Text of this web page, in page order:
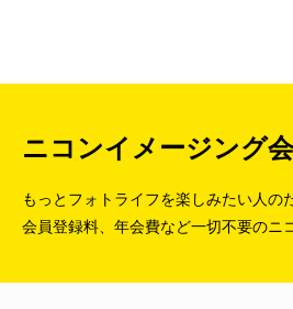
ニコンイメージング
もっとフォトライフを楽しみたい人の
会員登録料、年会費など一切不要のニ